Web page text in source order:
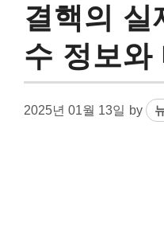
결핵의 실
수 정보와
2025년 01월 13일 by